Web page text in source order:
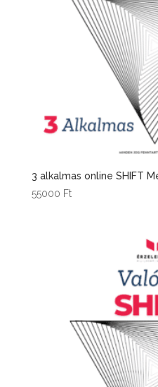
3 alkalmas online SHIFT
55000 Ft